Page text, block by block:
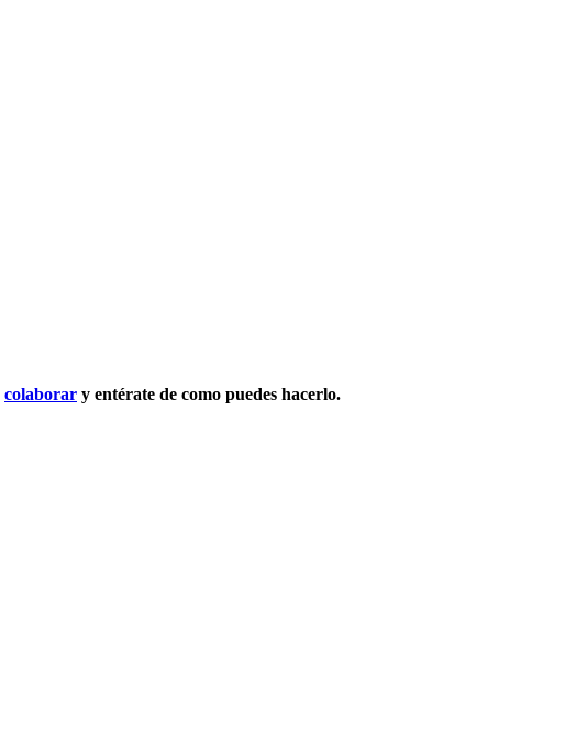
colaborar y entérate de como puedes hacerlo.